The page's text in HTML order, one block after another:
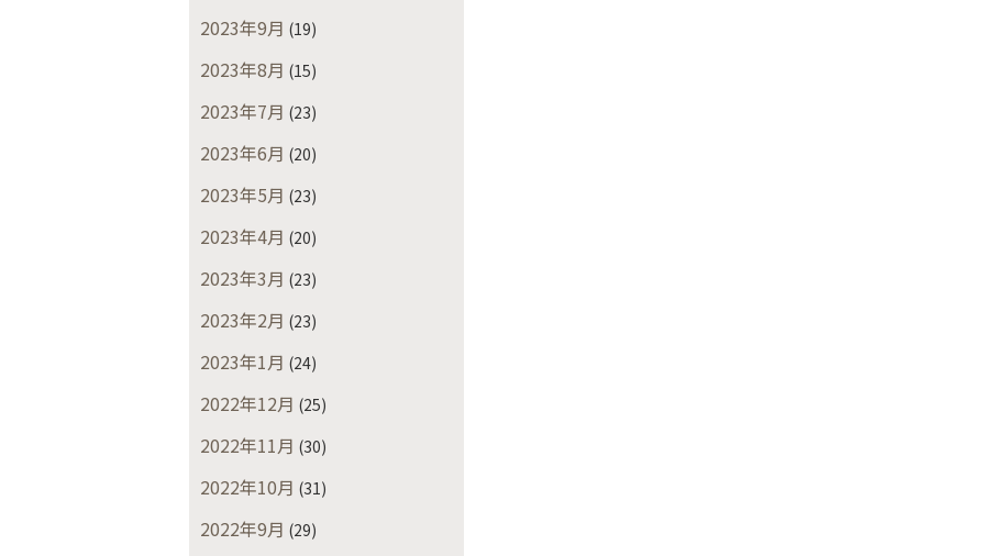
2023年9月 (19)
2023年8月 (15)
2023年7月 (23)
2023年6月 (20)
2023年5月 (23)
2023年4月 (20)
2023年3月 (23)
2023年2月 (23)
2023年1月 (24)
2022年12月 (25)
2022年11月 (30)
2022年10月 (31)
2022年9月 (29)